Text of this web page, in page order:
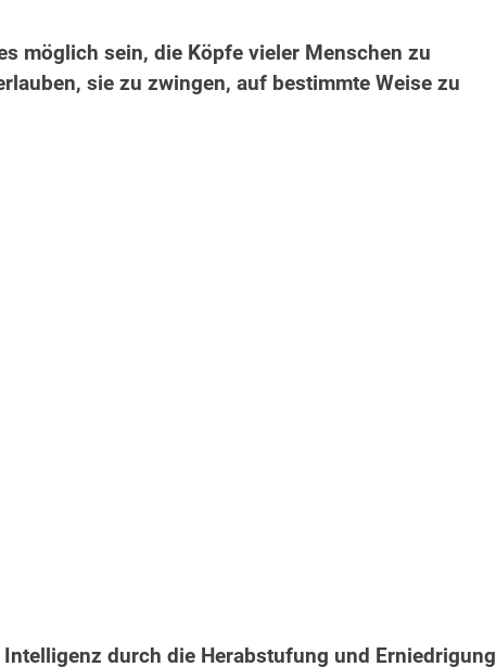
möglich sein, die Köpfe vieler Menschen zu
sie zu zwingen, auf bestimmte Weise zu
durch die Herabstufung und Erniedrigung